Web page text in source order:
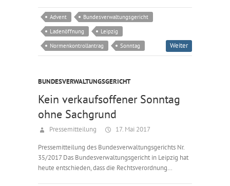
Advent
Bundesverwaltungsgericht
Ladenöffnung
Leipzig
Normenkontrollantrag
Sonntag Weiter
BUNDESVERWALTUNGSGERICHT
Kein verkaufsoffener Sonntag
ohne Sachgrund
Pressemitteilung 17. Mai 2017
Pressemitteilung des Bundesverwaltungsgerichts Nr.
35/2017 Das Bundesverwaltungsgericht in Leipzig hat
heute entschieden, dass die Rechtsverordnung…